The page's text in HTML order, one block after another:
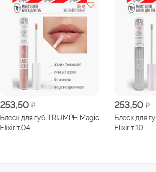
253,50 ₽
Блеск для губ TRIUMPH Magic
Elixir т.04
253,50 ₽
Блеск для
Elixir т.10